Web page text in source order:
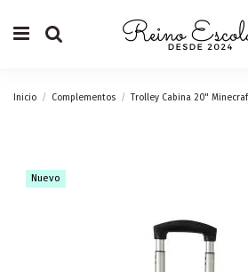
Inicio Complementos Trolley Cabina 20"
Nuevo